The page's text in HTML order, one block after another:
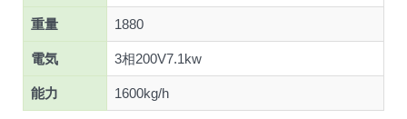
重量 1880
電気 3相200V7.1kw
能力 1600kg/h